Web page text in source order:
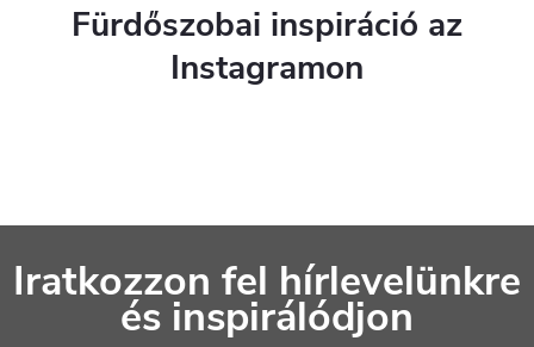
Fürdőszobai inspiráció az
Instagramon
áIratkozzon fel hírlevelünkre
és inspirálódjon